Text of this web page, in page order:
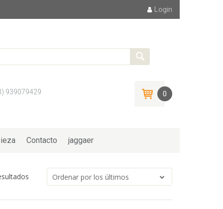
Login
939079429 0
Contacto jaggaer